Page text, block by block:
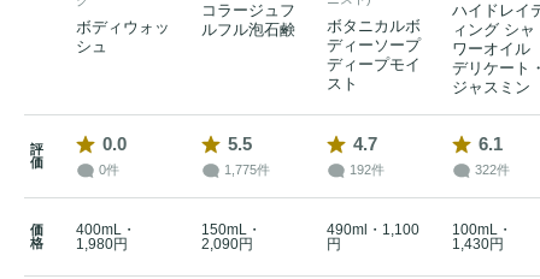
ボディウォッ
シュ
コラージュフ
ルフル泡石鹸
ボタニカルボ
ディーソープ
ディープモイ
スト
ハイドレイ
ィング シャ
ワーオイル
デリケート
ジャスミン
評
価
0.0
0件
5.5
1,775件
4.7
192件
6.1
322件
価
格
400mL・
1,980円
150mL・
2,090円
490ml・1,100
円
100mL・
1,430円